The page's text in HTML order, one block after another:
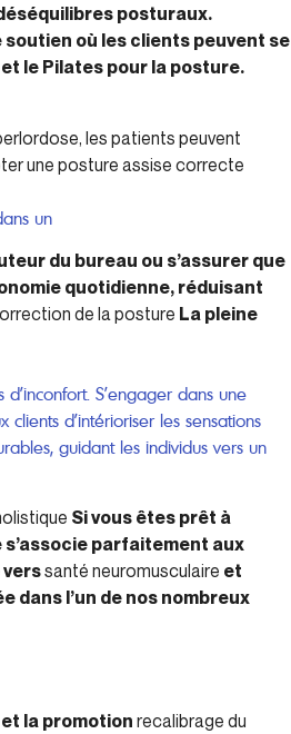
posturaux.
où les clients peuvent se
le Pilates pour la posture.
les patients peuvent
une posture assise correcte
un
du bureau ou s’assurer que
quotidienne, réduisant
de la posture La pleine
S’engager dans une
d’intérioriser les sensations
guidant les individus vers un
Si vous êtes prêt à
parfaitement aux
verssanté neuromusculaire et
l’un de nos nombreux
et la promotion recalibrage du